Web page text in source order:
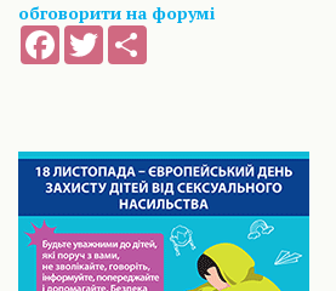
обговорити на форумі
FacebookTwitter